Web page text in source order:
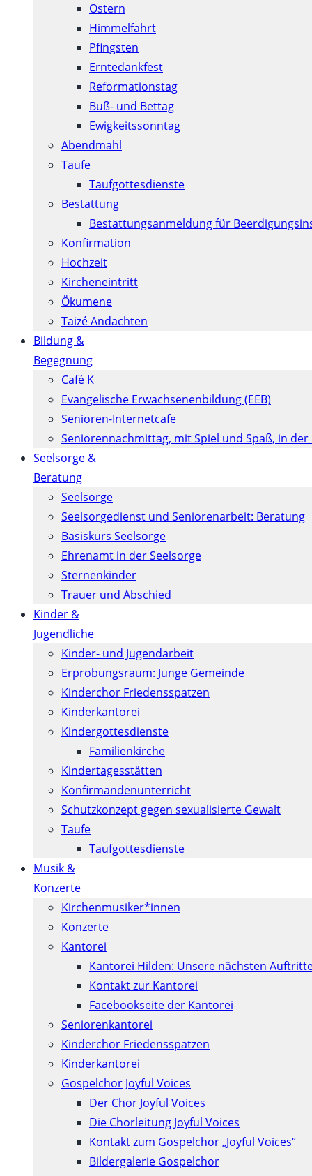
Ostern
Himmelfahrt
Pfingsten
Erntedankfest
Reformationstag
Buß- und Bettag
Ewigkeitssonntag
Abendmahl
Taufe
Taufgottesdienste
Bestattung
Bestattungsanmeldung für
Konfirmation
Hochzeit
Kircheneintritt
Ökumene
Taizé Andachten
Bildung &
Begegnung
Café K
Evangelische Erwachsenenbildung (EEB)
Senioren-Internetcafe
Seniorennachmittag, mit Spiel und Spaß, in
Seelsorge &
Beratung
Seelsorge
Seelsorgedienst und Seniorenarbeit: Beratung
Basiskurs Seelsorge
Ehrenamt in der Seelsorge
Sternenkinder
Trauer und Abschied
Kinder &
Jugendliche
Kinder- und Jugendarbeit
Erprobungsraum: Junge Gemeinde
Kinderchor Friedensspatzen
Kinderkantorei
Kindergottesdienste
Familienkirche
Kindertagesstätten
Konfirmanden­unterricht
Schutzkonzept gegen sexualisierte Gewalt
Taufe
Taufgottesdienste
Musik &
Konzerte
Kirchenmusiker*innen
Konzerte
Kantorei
Kantorei Hilden: Unsere nächsten
Kontakt zur Kantorei
Facebookseite der Kantorei
Seniorenkantorei
Kinderchor Friedensspatzen
Kinderkantorei
Gospelchor Joyful Voices
Der Chor Joyful Voices
Die Chorleitung Joyful Voices
Kontakt zum Gospelchor „Joyful Voices“
Bildergalerie Gospelchor